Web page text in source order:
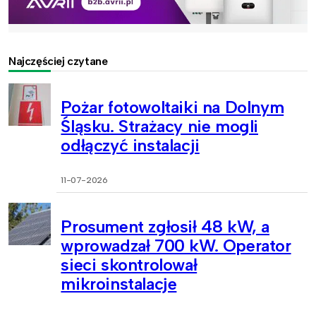
Najczęściej czytane
Pożar fotowoltaiki na Dolnym
Śląsku. Strażacy nie mogli
odłączyć instalacji
11-07-2026
Prosument zgłosił 48 kW, a
wprowadzał 700 kW. Operator
sieci skontrolował
mikroinstalacje